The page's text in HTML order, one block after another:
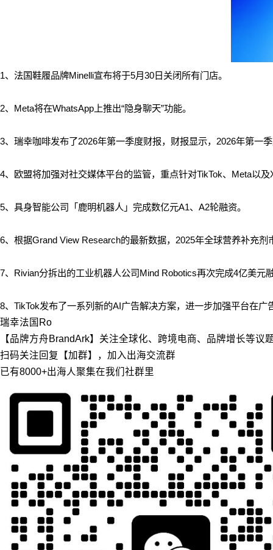
1、 法国鞋履品牌Minelli宣布将于5月30日关闭所有门店。
2、Meta将在WhatsApp上推出“隐身聊天”功能。
3、瑞幸咖啡发布了2026年第一季度财报，财报显示，2026年第一
4、欧盟将加强对社交媒体平台的监管，重点针对TikTok、Meta以
5、具身智能公司「鹿明机器人」完成数亿元A1、A2轮融资。
6、 根据Grand View Research的最新数据，2025年全球营养补充剂
7、 Rivian分拆出的工业机器人公司Mind Robotics再次完成4亿美元
8、 TikTok发布了一系列新的AI广告解决方案，进一步加强平台在
瑞幸法国 Ro
【品牌方舟BrandArk】关注全球化、跨境电商、品牌增长等议
扫码关注回复【加群】，加入出海交流群
已有8000+出海人聚集在我们社群里